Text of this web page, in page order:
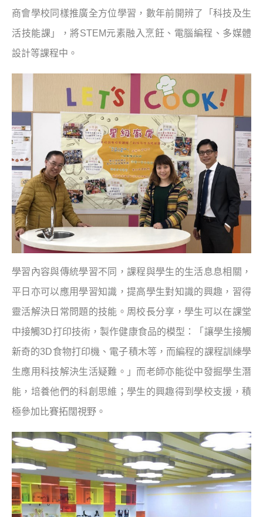
商會學校同樣推廣全方位學習，數年前開辨了「科技及生
活技能課」，將STEM元素融入烹飪、電腦編程、多媒體
設計等課程中。
學習內容與傳統學習不同，課程與學生的生活息息相關，
平日亦可以應用學習知識，提高學生對知識的興趣，習得
靈活解決日常問題的技能。周校長分享，學生可以在課堂
中接觸3D打印技術，製作健康食品的模型：「讓學生接觸
新奇的3D食物打印機、電子積木等，而編程的課程訓練學
生應用科技解決生活疑難。」而老師亦能從中發掘學生潛
能，培養他們的科創思維；學生的興趣得到學校支援，積
極參加比賽拓闊視野。